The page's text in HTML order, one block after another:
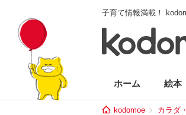
子育て情報満載！
ホーム 絵本
kodomoe カラダ